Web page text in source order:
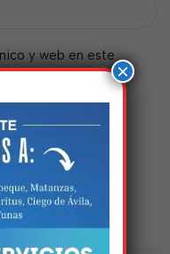
y web en este
×